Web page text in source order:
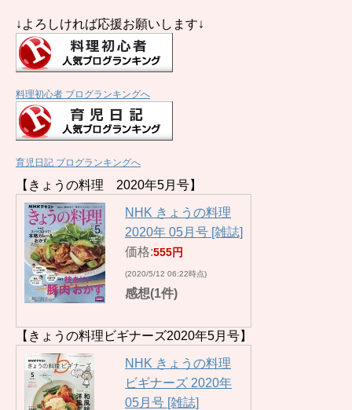
↓よろしければ応援お願いします↓
料理初心者 ブログランキングへ
育児日記 ブログランキングへ
【きょうの料理 2020年5月号】
NHK きょうの料理
2020年 05月号 [雑誌]
価格:555円
(2020/5/12 06:22時点)
感想(1件)
【きょうの料理ビギナーズ2020年5月号】
NHK きょうの料理
ビギナーズ 2020年
05月号 [雑誌]